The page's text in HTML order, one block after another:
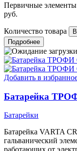
Первичные
руб.
Количество товара
Подробнее
Добавить в
Батарейка
Батарейки
Батарейка VARTA
гальванический